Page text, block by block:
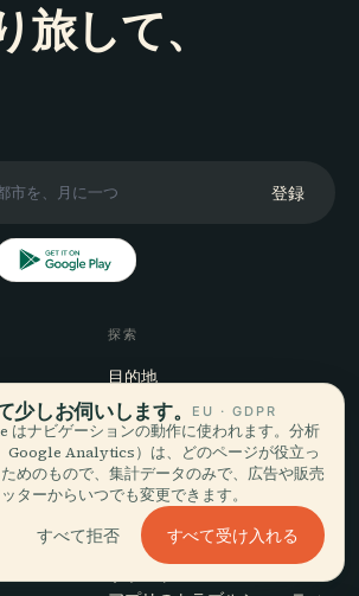
旅して、
登録
に寄り
実に集
一度だ
探索
目的地
ガイド
旅のヒント
料金を見る
ダウンロード
ヘルプ
しお伺いします。 EU · GDPR
はナビゲーションの動作に使われます。分析
Analytics）は、どのページが役立っ
めのもので、集計データのみで、広告や販売
ターからいつでも変更できます。
すべて拒否 すべて受け入れる